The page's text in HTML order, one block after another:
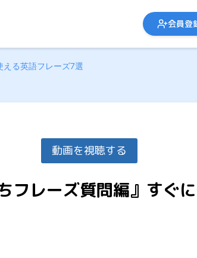
会員登
える英語フレーズ7選
動画を視聴する
フレーズ質問編』すぐ